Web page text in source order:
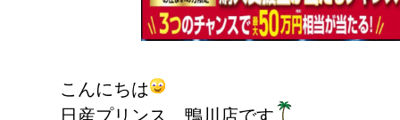
こんにちは
日産プリンス 鴨川店です